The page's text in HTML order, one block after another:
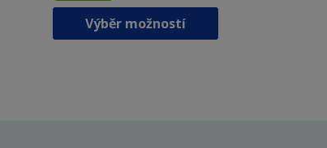
Výběr možností
Tento